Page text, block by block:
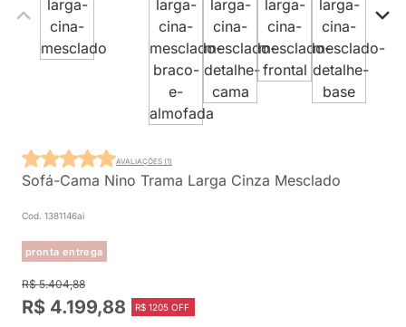
Sofá-Cama Nino Trama Larga Cinza Mesclado
Cod. 1381146ai
pronta entrega
AVALIAÇÕES (1)
R$ 5.404,88
R$ 4.199,88 R$ 1205 OFF